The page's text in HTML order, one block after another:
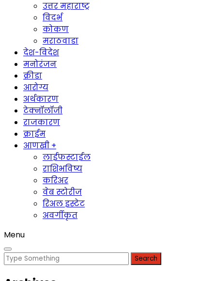
उत्तर महाराष्ट्र
विदर्भ
कोकण
मराठवाडा
देश-विदेश
मनोरंजन
क्रीडा
आरोग्य
अर्थकारण
टेक्नॉलॉजी
राजकारण
क्राईम
आणखी +
लाईफस्टाईल
राशिभविष्य
करिअर
वेब स्टोरीज
रिअल इस्टेट
अवर्गीकृत
Menu
Search